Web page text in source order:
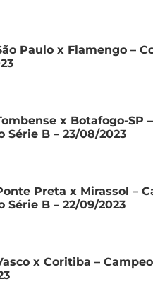
Paulo x Flamengo –
x Botafogo-SP
Série B – 23/08/2023
Preta x Mirassol –
Série B – 22/09/2023
x Coritiba –